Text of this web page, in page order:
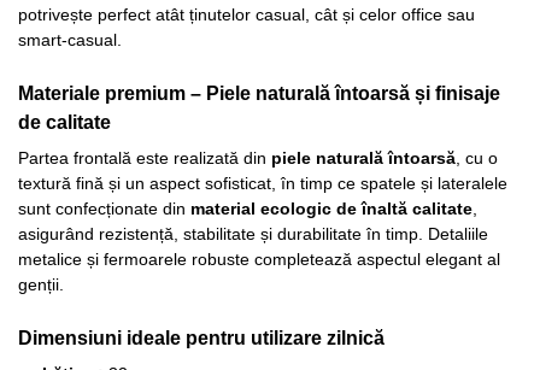
potrivește perfect atât ținutelor casual, cât și celor office sau
smart-casual.
Materiale premium – Piele naturală întoarsă și finisaje
de calitate
Partea frontală este realizată din piele naturală întoarsă , cu o
textură fină și un aspect sofisticat, în timp ce spatele și lateralele
sunt confecționate din material ecologic de înaltă calitate
asigurând rezistență, stabilitate și durabilitate în timp. Detaliile
metalice și fermoarele robuste completează aspectul elegant al
genții.
Dimensiuni ideale pentru utilizare zilnică